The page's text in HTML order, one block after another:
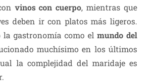
vinos con cuerpo, mientras que
deben ir con platos más ligeros.
la gastronomía como el mundo del
muchísimo en los últimos
la complejidad del maridaje es